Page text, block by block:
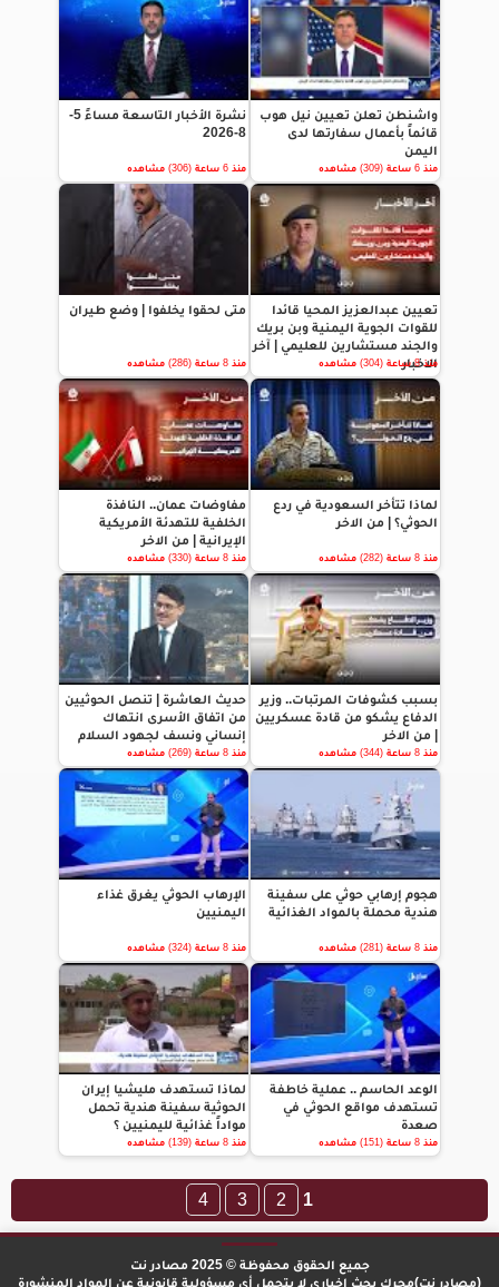
واشنطن تعلن تعيين نيل هوب
قائماً بأعمال سفارتها لدى
اليمن
منذ 6 ساعة (309) مشاهده
نشرة الأخبار التاسعة مساءً 5-
8-2026
منذ 6 ساعة (306) مشاهده
تعيين عبدالعزيز المحيا قائدا
للقوات الجوية اليمنية وبن بريك
والجند مستشارين للعليمي | آخر
الاخبار
منذ 8 ساعة (304) مشاهده
متى لحقوا يخلفوا | وضع طيران
منذ 8 ساعة (286) مشاهده
لماذا تتأخر السعودية في ردع
الحوثي؟ | من الاخر
منذ 8 ساعة (282) مشاهده
مفاوضات عمان.. النافذة
الخلفية للتهدئة الأمريكية
الإيرانية | من الاخر
منذ 8 ساعة (330) مشاهده
بسبب كشوفات المرتبات.. وزير
الدفاع يشكو من قادة عسكريين
| من الاخر
منذ 8 ساعة (344) مشاهده
حديث العاشرة | تنصل الحوثيين
من اتفاق الأسرى انتهاك
إنساني ونسف لجهود السلام
منذ 8 ساعة (269) مشاهده
هجوم إرهابي حوثي على سفينة
هندية محملة بالمواد الغذائية
منذ 8 ساعة (281) مشاهده
الإرهاب الحوثي يغرق غذاء
اليمنيين
منذ 8 ساعة (324) مشاهده
الوعد الحاسم .. عملية خاطفة
تستهدف مواقع الحوثي في
صعدة
منذ 8 ساعة (151) مشاهده
لماذا تستهدف مليشيا إيران
الحوثية سفينة هندية تحمل
مواداً غذائية لليمنيين ؟
منذ 8 ساعة (139) مشاهده
1
2
3
4
جميع الحقوق محفوظة © 2025 مصادر نت
(مصادر نت)محرك بحث إخباري لا يتحمل أي مسؤولية قانونية عن المواد المنشورة